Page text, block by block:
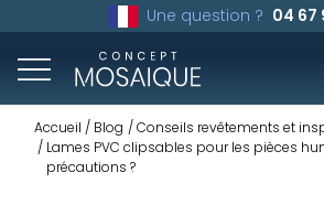
Une question ? 04 67
Accueil Blog
Conseils revêtements et
Lames PVC clipsables pour les pièces
précautions ?